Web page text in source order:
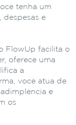
tenha um
despesas e
FlowUp facilita o
oferece uma
a
você atua de
e
os